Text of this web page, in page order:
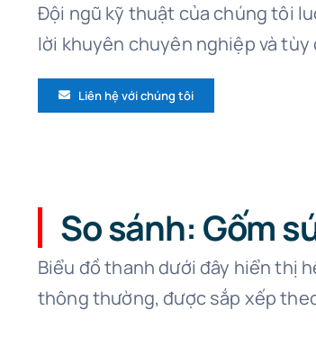
Đội ngũ kỹ thuật của chúng tôi
lời khuyên chuyên nghiệp và
Liên hệ với chúng tôi
So sánh: Gốm
Biểu đồ thanh dưới đây hiển thị
thông thường, được sắp xếp